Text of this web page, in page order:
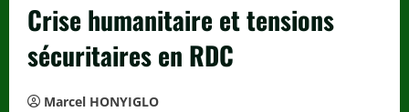
Crise humanitaire et tensions
sécuritaires en RDC
Marcel HONYIGLO